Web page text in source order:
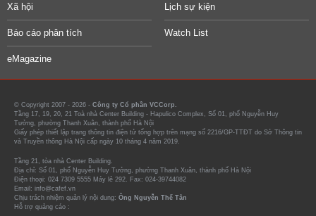
Xã hội Lịch sự kiện
Báo cáo phân tích Watch List
eMagazine
© Copyright 2007 - 2026 - Công ty Cổ phần VCCorp.
Tầng 17, 19, 20, 21 Toà nhà Center Building - Hapulico Complex, Số 01, phố Nguyễn Huy
Tưởng, phường Thanh Xuân, thành phố Hà Nội
Giấy phép thiết lập trang thông tin điện tử tổng hợp trên mạng số 2216/GP-TTĐT do Sở Thông tin
và Truyền thông Hà Nội cấp ngày 10 tháng 4 năm 2019.
Tầng 21, tòa nhà Center Building.
Địa chỉ: Số 01, phố Nguyễn Huy Tưởng, phường Thanh Xuân, thành phố Hà Nội
Điện thoại: 024 7309 5555 Máy lẻ 292. Fax: 024-39744082
Email: info@cafef.vn
Chịu trách nhiệm quản lý nội dung: Ông Nguyễn Thế Tân
Hỗ trợ quảng cáo :